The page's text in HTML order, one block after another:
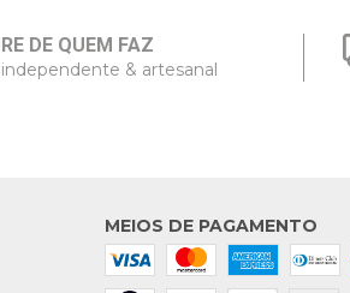
DE QUEM FAZ
& artesanal
MEIOS DE PAGAMENTO